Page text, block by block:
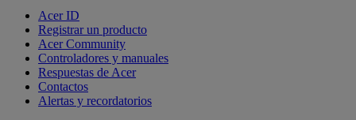
Acer ID
Registrar un producto
Acer Community
Controladores y manuales
Respuestas de Acer
Contactos
Alertas y recordatorios